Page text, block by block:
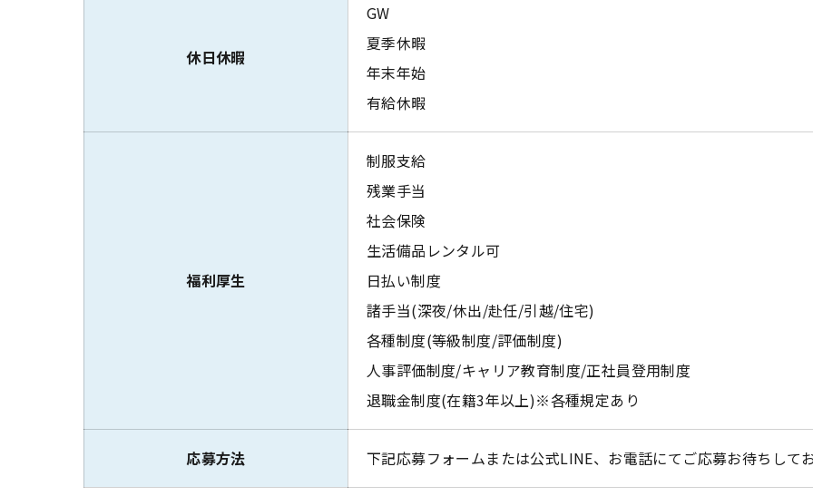
休日休暇
GW
夏季休暇
年末年始
有給休暇
福利厚生
制服支給
残業手当
社会保険
生活備品レンタル可
日払い制度
諸手当(深夜/休出/赴任/引越/住宅)
各種制度(等級制度/評価制度)
人事評価制度/キャリア教育制度/正社員登用制度
退職金制度(在籍3年以上)※各種規定あり
応募方法 下記応募フォームまたは公式LINE、お電話にてご応募お待ちして